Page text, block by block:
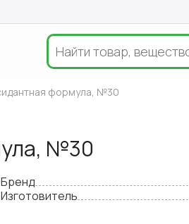
формула, №30
№30
Бренд
Изготовитель